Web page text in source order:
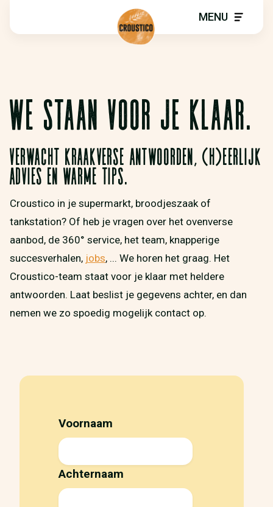
MENU
WE STAAN VOOR JE KLAAR.
Verwacht kraakverse antwoorden, (h)eerlijk
advies en warme tips.
Croustico in je supermarkt, broodjeszaak of
tankstation? Of heb je vragen over het ovenverse
aanbod, de 360° service, het team, knapperige
succesverhalen, jobs, ... We horen het graag. Het
Croustico-team staat voor je klaar met heldere
antwoorden. Laat beslist je gegevens achter, en dan
nemen we zo spoedig mogelijk contact op.
Voornaam
Achternaam